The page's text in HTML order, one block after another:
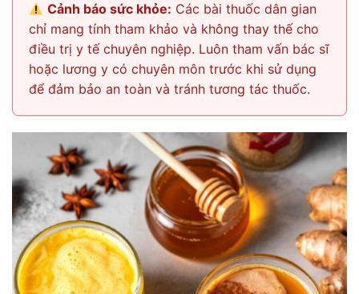
Cảnh báo sức khỏe: Các bài thuốc dân gian
chỉ mang tính tham khảo và không thay thế cho
điều trị y tế chuyên nghiệp. Luôn tham vấn bác sĩ
hoặc lương y có chuyên môn trước khi sử dụng
để đảm bảo an toàn và tránh tương tác thuốc.